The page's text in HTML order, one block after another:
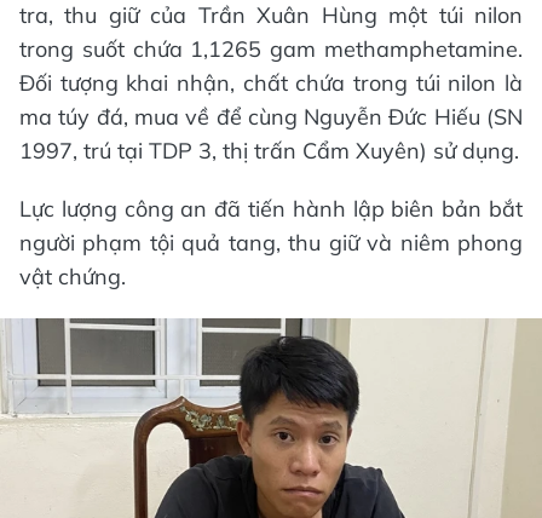
tra, thu giữ của Trần Xuân Hùng một túi nilon
trong suốt chứa 1,1265 gam methamphetamine.
Đối tượng khai nhận, chất chứa trong túi nilon là
ma túy đá, mua về để cùng Nguyễn Đức Hiếu (SN
1997, trú tại TDP 3, thị trấn Cẩm Xuyên) sử dụng.
Lực lượng công an đã tiến hành lập biên bản bắt
người phạm tội quả tang, thu giữ và niêm phong
vật chứng.